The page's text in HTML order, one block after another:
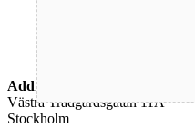
Address
Västra Trädgårdsgatan 11A
Stockholm